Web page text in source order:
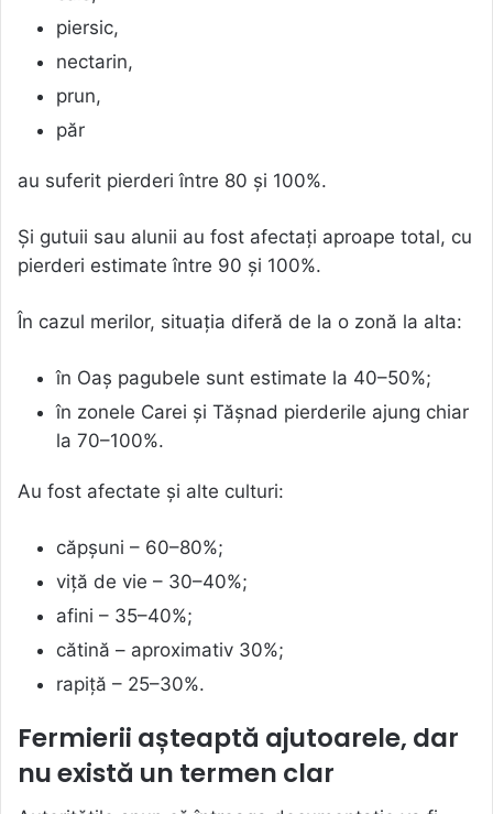
piersic,
nectarin,
prun,
păr
au suferit pierderi între 80 și 100%.
Și gutuii sau alunii au fost afectați aproape total, cu
pierderi estimate între 90 și 100%.
În cazul merilor, situația diferă de la o zonă la alta:
în Oaș pagubele sunt estimate la 40–50%;
în zonele Carei și Tășnad pierderile ajung chiar
la 70–100%.
Au fost afectate și alte culturi:
căpșuni – 60–80%;
viță de vie – 30–40%;
afini – 35–40%;
cătină – aproximativ 30%;
rapiță – 25–30%.
Fermierii așteaptă ajutoarele, dar
nu există un termen clar